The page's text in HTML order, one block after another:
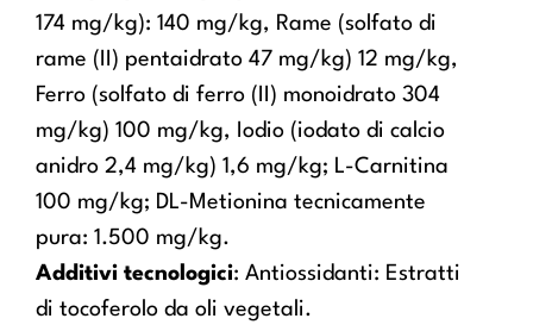
174 mg/kg): 140 mg/kg, Rame (solfato di
rame (II) pentaidrato 47 mg/kg) 12 mg/kg,
Ferro (solfato di ferro (II) monoidrato 304
mg/kg) 100 mg/kg, Iodio (iodato di calcio
anidro 2,4 mg/kg) 1,6 mg/kg; L-Carnitina
100 mg/kg; DL-Metionina tecnicamente
pura: 1.500 mg/kg.
Additivi tecnologici: Antiossidanti: Estratti
di tocoferolo da oli vegetali.